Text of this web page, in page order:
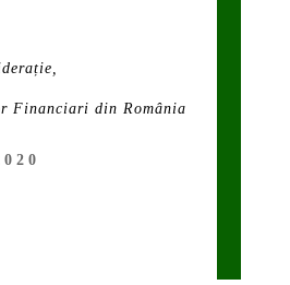
Financiari din România